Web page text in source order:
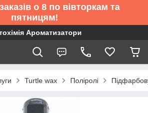
о 8 по вівторкам та
пятницям!
Ароматизатори
Turtle wax Поліролі